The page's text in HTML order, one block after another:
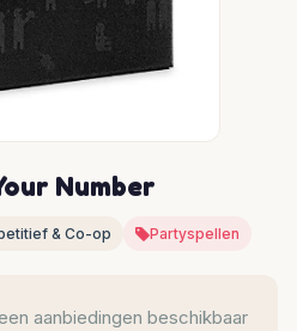
Number
& Co-op Partyspellen
aanbiedingen beschikbaar